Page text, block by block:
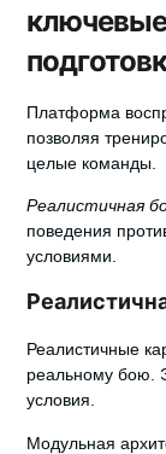
Платформа
позволяя
целые команды.
Реалистичная
поведения
условиями.
Реалистичные
реальному бою.
условия.
Модульная